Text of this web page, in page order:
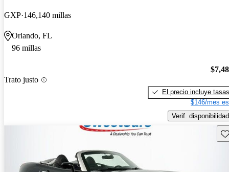
GXP 146,140 millas
Orlando, FL
96 millas
Trato justo
El precio incluye tasas
$146/mes
Verif. disponibilidad